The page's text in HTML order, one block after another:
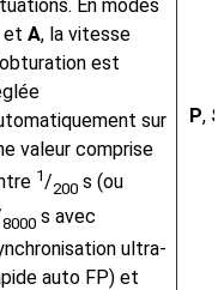
En modes
et A, la vitesse
est
sur
valeur comprise
1/200 s (ou
8000 s avec
ultra-
auto FP) et
P, S